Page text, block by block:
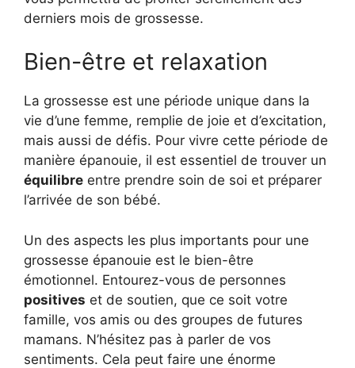
derniers mois de grossesse.
Bien-être et relaxation
La grossesse est une période unique dans la
vie d’une femme, remplie de joie et d’excitation,
mais aussi de défis. Pour vivre cette période de
manière épanouie, il est essentiel de trouver un
équilibre entre prendre soin de soi et préparer
l’arrivée de son bébé.
Un des aspects les plus importants pour une
grossesse épanouie est le bien-être
émotionnel. Entourez-vous de personnes
positives et de soutien, que ce soit votre
famille, vos amis ou des groupes de futures
mamans. N’hésitez pas à parler de vos
sentiments. Cela peut faire une énorme